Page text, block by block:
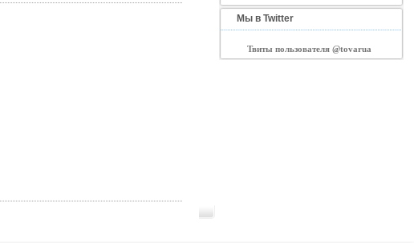
Мы в Twitter
Твиты пользователя @tovarua